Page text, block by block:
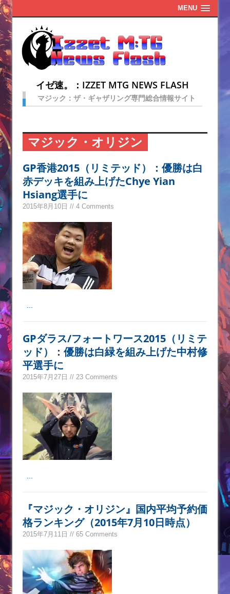
MENU
イゼ速。：IZZET MTG NEWS FLASH
マジック：ザ・ギャザリング専門総合情報サイト
マジック・オリジン
GP香港2015（リミテッド）：優勝は白
赤デッキを組み上げたChye Yian
Hsiang選手に
2015年8月10日 // 4 Comments
GPダラス/フォートワース2015（リミテ
ッド）：優勝は白緑を組み上げた中村修
平選手に
2015年7月27日 // 23 Comments
『マジック・オリジン』国内平均予約価
格ランキング（2015年7月10日時点）
2015年7月11日 // 65 Comments